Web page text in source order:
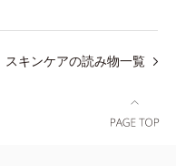
スキンケアの読み物一覧